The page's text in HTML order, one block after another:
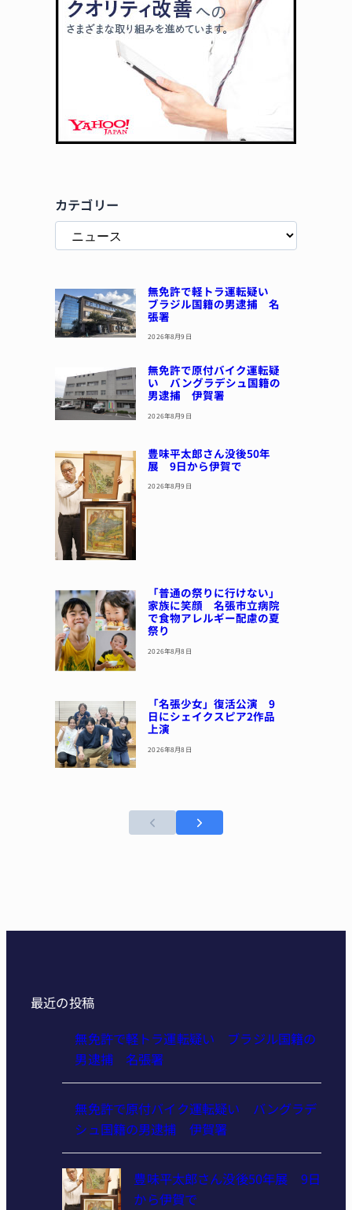
カテゴリー
無免許で軽トラ運転疑い
ブラジル国籍の男逮捕 名
張署
2026年8月9日
無免許で原付バイク運転疑
い バングラデシュ国籍の
男逮捕 伊賀署
2026年8月9日
豊味平太郎さん没後50年
展 9日から伊賀で
2026年8月9日
「普通の祭りに行けない」
家族に笑顔 名張市立病院
で食物アレルギー配慮の夏
祭り
2026年8月8日
「名張少女」復活公演 9
日にシェイクスピア2作品
上演
2026年8月8日
最近の投稿
無免許で軽トラ運転疑い ブラジル国籍の
男逮捕 名張署
無免許で原付バイク運転疑い バングラデ
シュ国籍の男逮捕 伊賀署
豊味平太郎さん没後50年展 9日
から伊賀で